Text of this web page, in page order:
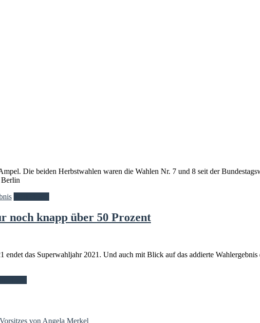
Die beiden Herbstwahlen waren die Wahlen Nr. 7 und 8 seit der
Berlin
noch knapp über 50 Prozent
das Superwahljahr 2021. Und auch mit Blick auf das addierte